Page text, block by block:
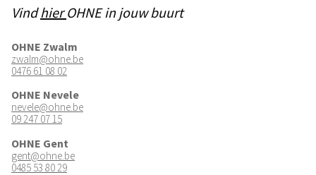
VindhierOHNE in jouw buurt
OHNE Zwalm
zwalm@ohne.be
0476 61 08 02
OHNE Nevele
nevele@ohne.be
09 247 07 15
OHNE Gent
gent@ohne.be
0485 53 80 29